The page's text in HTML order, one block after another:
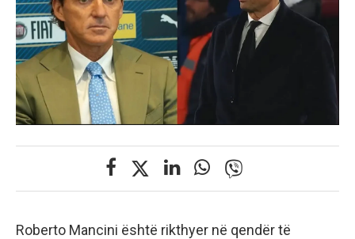
Roberto Mancini është rikthyer në qendër të